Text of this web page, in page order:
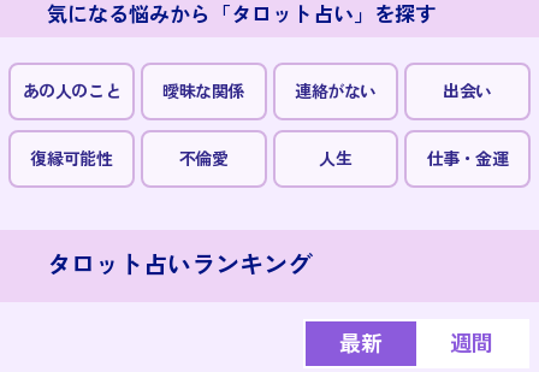
気になる悩みから「タロット占い」を探す
あの人のこと 曖昧な関係 連絡がない 出会い
復縁可能性 不倫愛 人生 仕事・金運
タロット占いランキング
最新 週間